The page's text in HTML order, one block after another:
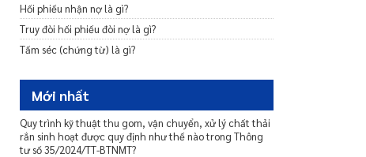
Luật Nhà ở 2023 quy định như thế nào về mua bán
nhà ở?
Luật Nhà ở 2023 quy định như thế nào về thuê nhà ở?
dự án bất động sản được chuyển nhượng cho cá nhân
tự xây dựng nhà ở là gì?
Luật Đất đai 2024 quy định như thế nào về việc giao
đất, cho thuê đất, cho phép chuyển mục đích sử dụng
Hối phiếu nhận nợ là gì?
Truy đòi hối phiếu đòi nợ là gì?
Tấm séc (chứng từ) là gì?
Mới nhất
Quy trình kỹ thuật thu gom, vận chuyển, xử lý chất thải
rắn sinh hoạt được quy định như thế nào trong Thông
tư số 35/2024/TT-BTNMT?